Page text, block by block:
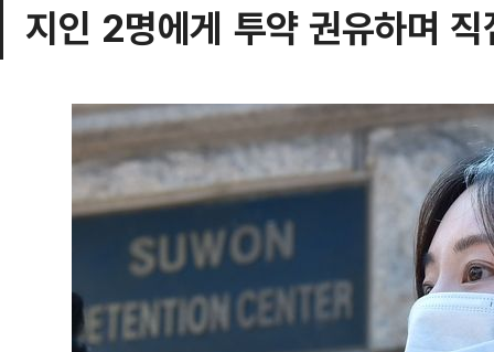
지인 2명에게 투약 권유하며